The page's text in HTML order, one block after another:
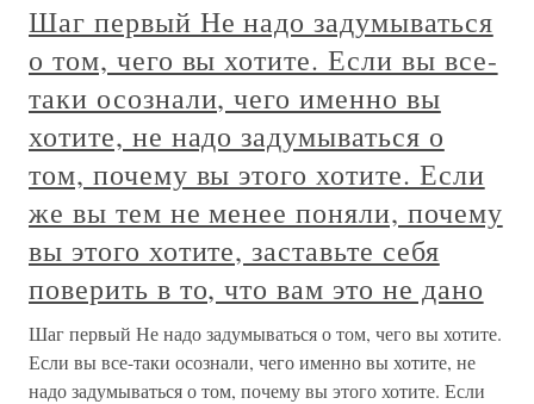
Шаг первый Не надо задумываться
о том, чего вы хотите. Если вы все-
таки осознали, чего именно вы
хотите, не надо задумываться о
том, почему вы этого хотите. Если
же вы тем не менее поняли, почему
вы этого хотите, заставьте себя
поверить в то, что вам это не дано
Шаг первый Не надо задумываться о том, чего вы хотите.
Если вы все-таки осознали, чего именно вы хотите, не
надо задумываться о том, почему вы этого хотите. Если